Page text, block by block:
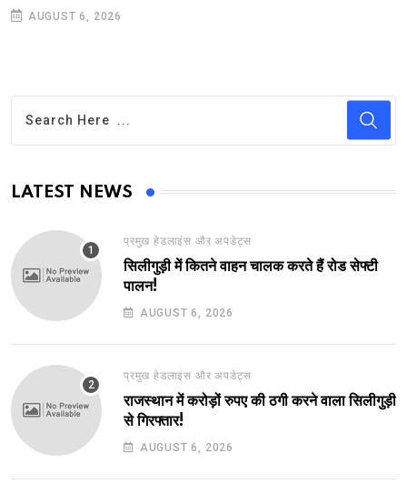
AUGUST 6, 2026
LATEST NEWS
प्रमुख हेडलाइंस और अपडेट्स
सिलीगुड़ी में कितने वाहन चालक करते हैं रोड सेफ्टी
पालन!
AUGUST 6, 2026
प्रमुख हेडलाइंस और अपडेट्स
राजस्थान में करोड़ों रुपए की ठगी करने वाला सिलीगुड़ी
से गिरफ्तार!
AUGUST 6, 2026